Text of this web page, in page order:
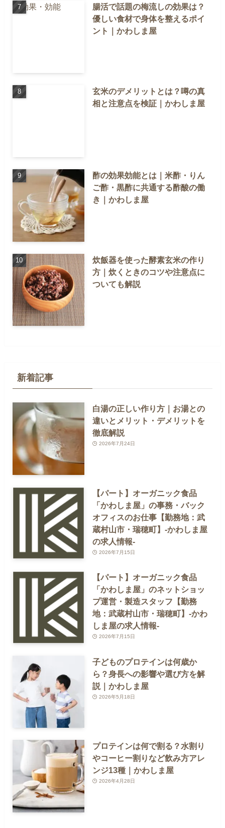
腸活で話題の梅流しの効果は？
優しい食材で身体を整えるポイ
ント｜かわしま屋
玄米のデメリットとは？噂の真
相と注意点を検証｜かわしま屋
酢の効果効能とは｜米酢・りん
ご酢・黒酢に共通する酢酸の働
き｜かわしま屋
炊飯器を使った酵素玄米の作り
方｜炊くときのコツや注意点に
ついても解説
新着記事
白湯の正しい作り方｜お湯との
違いとメリット・デメリットを
徹底解説
2026年7月24日
【パート】オーガニック食品
「かわしま屋」の事務・バック
オフィスのお仕事【勤務地：武
蔵村山市・瑞穂町】-かわしま屋
の求人情報-
2026年7月15日
【パート】オーガニック食品
「かわしま屋」のネットショッ
プ運営・製造スタッフ【勤務
地：武蔵村山市・瑞穂町】-かわ
しま屋の求人情報-
2026年7月15日
子どものプロテインは何歳か
ら？身長への影響や選び方を解
説｜かわしま屋
2026年5月18日
プロテインは何で割る？水割り
やコーヒー割りなど飲み方アレ
ンジ13種｜かわしま屋
2026年4月28日